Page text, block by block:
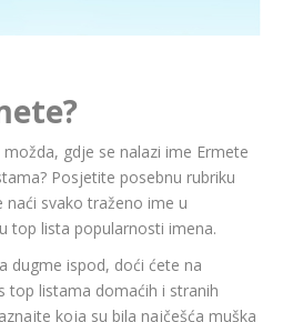
možda, gdje se nalazi ime Ermete
Posjetite posebnu rubriku
naći svako traženo ime u
top lista popularnosti imena.
dugme ispod, doći ćete na
top listama domaćih i stranih
koja su bila najčešća muška